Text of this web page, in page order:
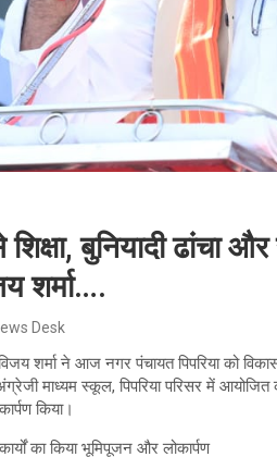
से शिक्षा, बुनियादी
शर्मा….
Desk
शर्मा ने आज नगर पंचायत पिपरिया को
माध्यम स्कूल, पिपरिया परिसर में आयोजित
किया।